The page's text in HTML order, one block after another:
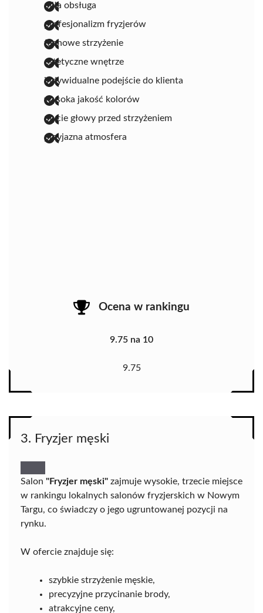
miła obsługa
profesjonalizm fryzjerów
fachowe strzyżenie
estetyczne wnętrze
indywidualne podejście do klienta
wysoka jakość kolorów
mycie głowy przed strzyżeniem
przyjazna atmosfera
Ocena w rankingu
9.75 na 10
9.75
3. Fryzjer męski
Salon "Fryzjer męski" zajmuje wysokie, trzecie miejsce
w rankingu lokalnych salonów fryzjerskich w Nowym
Targu, co świadczy o jego ugruntowanej pozycji na
rynku.
W ofercie znajduje się:
szybkie strzyżenie męskie,
precyzyjne przycinanie brody,
atrakcyjne ceny,